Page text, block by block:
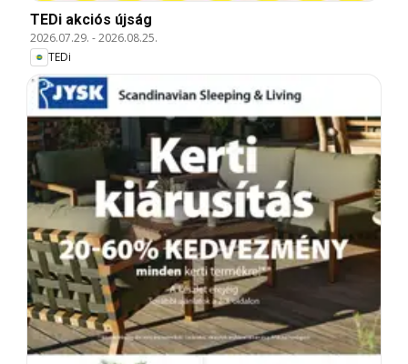
TEDi akciós újság
2026.07.29. -2026.08.25.
TEDi